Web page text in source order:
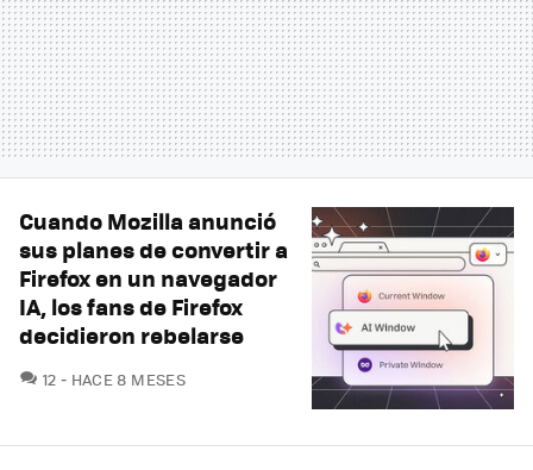
Cuando Mozilla anunció
sus planes de convertir a
Firefox en un navegador
IA, los fans de Firefox
decidieron rebelarse
12 COMENTARIOS
HACE 8 MESES